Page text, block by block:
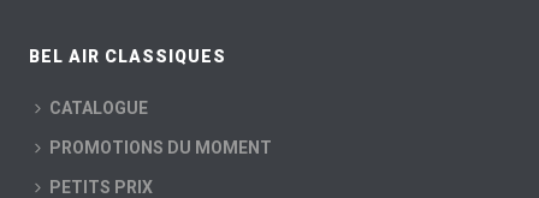
BEL AIR CLASSIQUES
CATALOGUE
PROMOTIONS DU MOMENT
PETITS PRIX